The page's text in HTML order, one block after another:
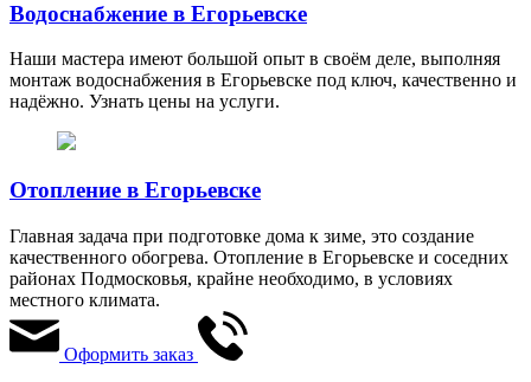
Водоснабжение в Егорьевске
Наши мастера имеют большой опыт в своём деле, выполняя
монтаж водоснабжения в Егорьевске под ключ, качественно и
надёжно. Узнать цены на услуги.
Отопление в Егорьевске
Главная задача при подготовке дома к зиме, это создание
качественного обогрева. Отопление в Егорьевске и соседних
районах Подмосковья, крайне необходимо, в условиях
местного климата.
Оформить заказ